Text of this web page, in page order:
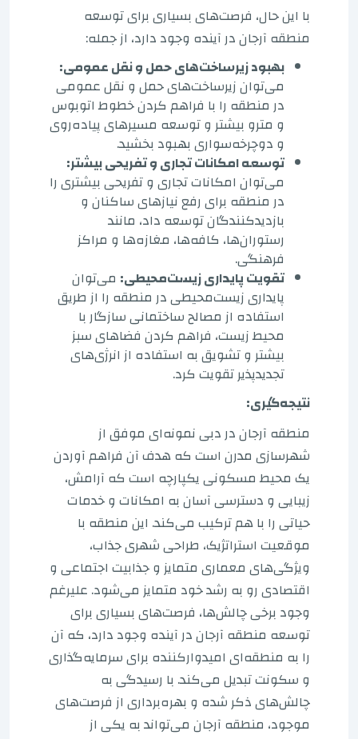
با این حال، فرصت‌های بسیاری برای توسعه
منطقه آرجان در آینده وجود دارد، از جمله:
بهبود زیرساخت‌های حمل و نقل عمومی:
می‌توان زیرساخت‌های حمل و نقل عمومی
در منطقه را با فراهم کردن خطوط اتوبوس
و مترو بیشتر و توسعه مسیرهای پیاده‌روی
و دوچرخه‌سواری بهبود بخشید.
توسعه امکانات تجاری و تفریحی بیشتر:
می‌توان امکانات تجاری و تفریحی بیشتری را
در منطقه برای رفع نیازهای ساکنان و
بازدیدکنندگان توسعه داد، مانند
رستوران‌ها، کافه‌ها، مغازه‌ها و مراکز
فرهنگی.
تقویت پایداری زیست‌محیطی: می‌توان
پایداری زیست‌محیطی در منطقه را از طریق
استفاده از مصالح ساختمانی سازگار با
محیط زیست، فراهم کردن فضاهای سبز
بیشتر و تشویق به استفاده از انرژی‌های
تجدیدپذیر تقویت کرد.
نتیجه‌گیری:
منطقه آرجان در دبی نمونه‌ای موفق از
شهرسازی مدرن است که هدف آن فراهم آوردن
یک محیط مسکونی یکپارچه است که آرامش،
زیبایی و دسترسی آسان به امکانات و خدمات
حیاتی را با هم ترکیب می‌کند. این منطقه با
موقعیت استراتژیک، طراحی شهری جذاب،
ویژگی‌های معماری متمایز و جذابیت اجتماعی و
اقتصادی رو به رشد خود متمایز می‌شود. علیرغم
وجود برخی چالش‌ها، فرصت‌های بسیاری برای
توسعه منطقه آرجان در آینده وجود دارد، که آن
را به منطقه‌ای امیدوارکننده برای سرمایه‌گذاری
و سکونت تبدیل می‌کند. با رسیدگی به
چالش‌های ذکر شده و بهره‌برداری از فرصت‌های
موجود، منطقه آرجان می‌تواند به یکی از